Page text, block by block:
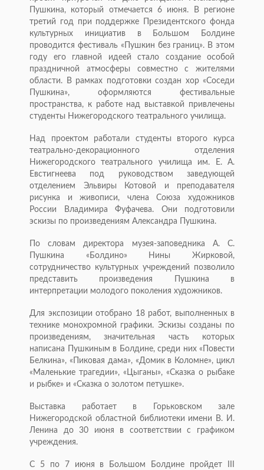
Пушкина, который отмечается 6 июня. В регионе
третий год при поддержке Президентского фонда
культурных инициатив в Большом Болдине
проводится фестиваль «Пушкин без границ». В этом
году его главной идеей стало создание особой
праздничной атмосферы совместно с жителями
области. В рамках подготовки создан хор «Соседи
Пушкина», оформляются фестивальные
пространства, к работе над выставкой привлечены
студенты Нижегородского театрального училища.
Над проектом работали студенты второго курса
театрально-декорационного отделения
Нижегородского театрального училища им. Е. А.
Евстигнеева под руководством заведующей
отделением Эльвиры Котовой и преподавателя
рисунка и живописи, члена Союза художников
России Владимира Фуфачева. Они подготовили
эскизы по произведениям Александра Пушкина.
По словам директора музея-заповедника А. С.
Пушкина «Болдино» Нины Жирковой,
сотрудничество культурных учреждений позволило
представить произведения Пушкина в
интерпретации молодого поколения художников.
Для экспозиции отобрано 18 работ, выполненных в
технике монохромной графики. Эскизы созданы по
произведениям, значительная часть которых
написана Пушкиным в Болдине, среди них «Повести
Белкина», «Пиковая дама», «Домик в Коломне», цикл
«Маленькие трагедии», «Цыганы», «Сказка о рыбаке
и рыбке» и «Сказка о золотом петушке».
Выставка работает в Горьковском зале
Нижегородской областной библиотеки имени В. И.
Ленина до 30 июня в соответствии с графиком
учреждения.
С 5 по 7 июня в Большом Болдине пройдет III